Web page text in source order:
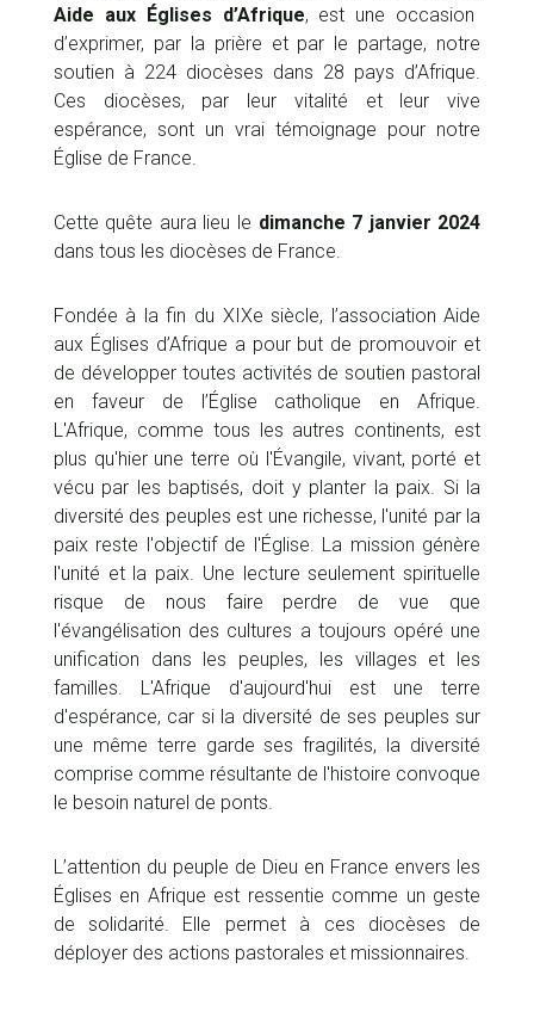
Aide aux Églises d’Afrique, est une occasion
d’exprimer, par la prière et par le partage, notre
soutien à 224 diocèses dans 28 pays d’Afrique.
Ces diocèses, par leur vitalité et leur vive
espérance, sont un vrai témoignage pour notre
Église de France.
Cette quête aura lieu le dimanche 7 janvier 2024
dans tous les diocèses de France.
Fondée à la fin du XIXe siècle, l’association Aide
aux Églises d’Afrique a pour but de promouvoir et
de développer toutes activités de soutien pastoral
en faveur de l’Église catholique en Afrique.
L'Afrique, comme tous les autres continents, est
plus qu'hier une terre où l'Évangile, vivant, porté et
vécu par les baptisés, doit y planter la paix. Si la
diversité des peuples est une richesse, l'unité par la
paix reste l'objectif de l'Église. La mission génère
l'unité et la paix. Une lecture seulement spirituelle
risque de nous faire perdre de vue que
l'évangélisation des cultures a toujours opéré une
unification dans les peuples, les villages et les
familles. L'Afrique d'aujourd'hui est une terre
d'espérance, car si la diversité de ses peuples sur
une même terre garde ses fragilités, la diversité
comprise comme résultante de l'histoire convoque
le besoin naturel de ponts.
L’attention du peuple de Dieu en France envers les
Églises en Afrique est ressentie comme un geste
de solidarité. Elle permet à ces diocèses de
déployer des actions pastorales et missionnaires.